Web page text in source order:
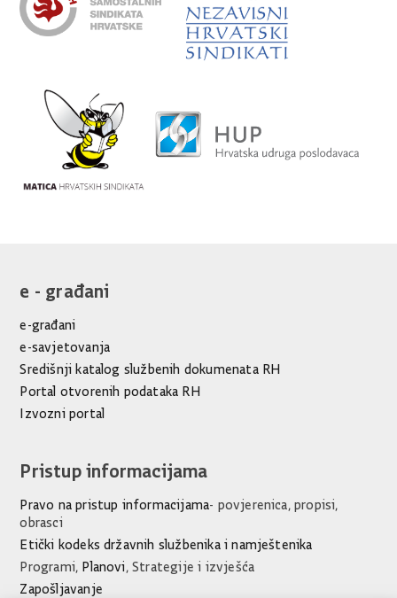
e - građani
e-građani
e-savjetovanja
Središnji katalog službenih dokumenata RH
Portal otvorenih podataka RH
Izvozni portal
Pristup informacijama
Pravo na pristup informacijama- povjerenica, propisi,
obrasci
Etički kodeks državnih službenika i namještenika
Programi, Planovi, Strategije i izvješća
Zapošljavanje